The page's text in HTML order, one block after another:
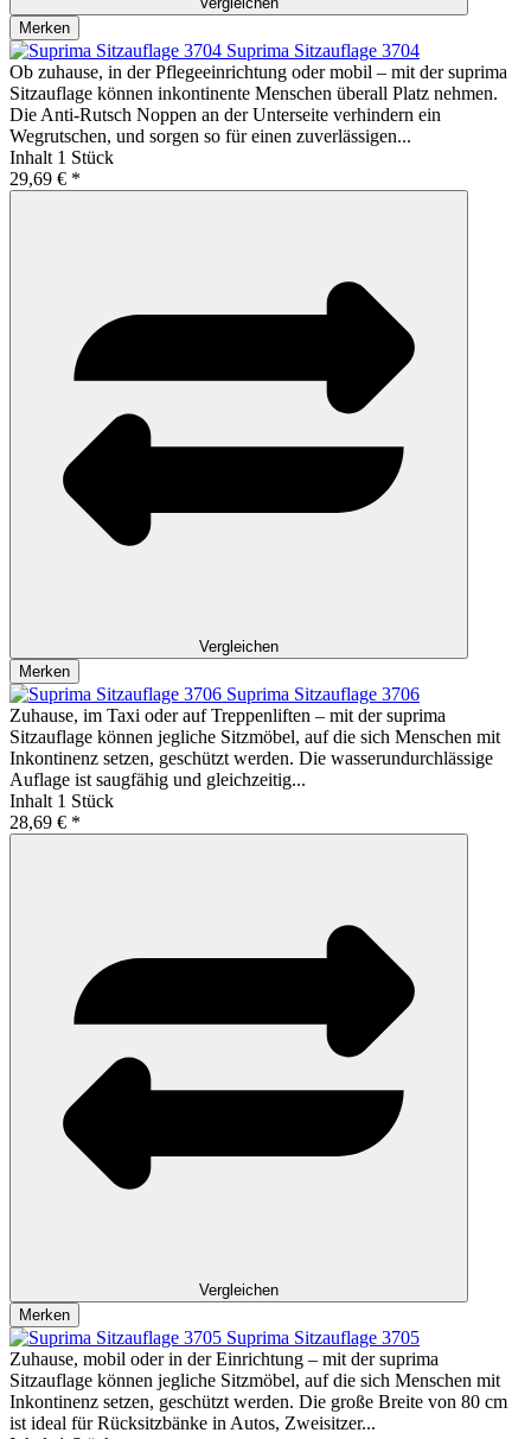
Merken
Suprima Sitzauflage 3704
Ob zuhause, in der Pflegeeinrichtung oder mobil – mit der suprima
Sitzauflage können inkontinente Menschen überall Platz nehmen.
Die Anti-Rutsch Noppen an der Unterseite verhindern ein
Wegrutschen, und sorgen so für einen zuverlässigen...
Inhalt 1 Stück
29,69 € *
Vergleichen
Merken
Suprima Sitzauflage 3706
Zuhause, im Taxi oder auf Treppenliften – mit der suprima
Sitzauflage können jegliche Sitzmöbel, auf die sich Menschen mit
Inkontinenz setzen, geschützt werden. Die wasserundurchlässige
Auflage ist saugfähig und gleichzeitig...
Inhalt 1 Stück
28,69 € *
Vergleichen
Merken
Suprima Sitzauflage 3705
Zuhause, mobil oder in der Einrichtung – mit der suprima
Sitzauflage können jegliche Sitzmöbel, auf die sich Menschen mit
Inkontinenz setzen, geschützt werden. Die große Breite von 80 cm
ist ideal für Rücksitzbänke in Autos, Zweisitzer...